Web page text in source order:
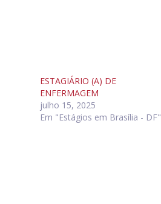
ESTAGIÁRIO (A) DE
ENFERMAGEM
julho 15, 2025
Em "Estágios em Brasília - DF"